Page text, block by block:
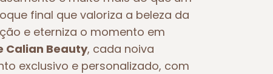
final que valoriza a beleza da
e eterniza o momento em
Calian Beauty, cada noiva
exclusivo e personalizado, com